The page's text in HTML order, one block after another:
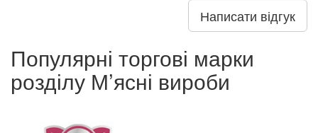
Написати відгук
Популярні торгові марки
розділу М’ясні вироби